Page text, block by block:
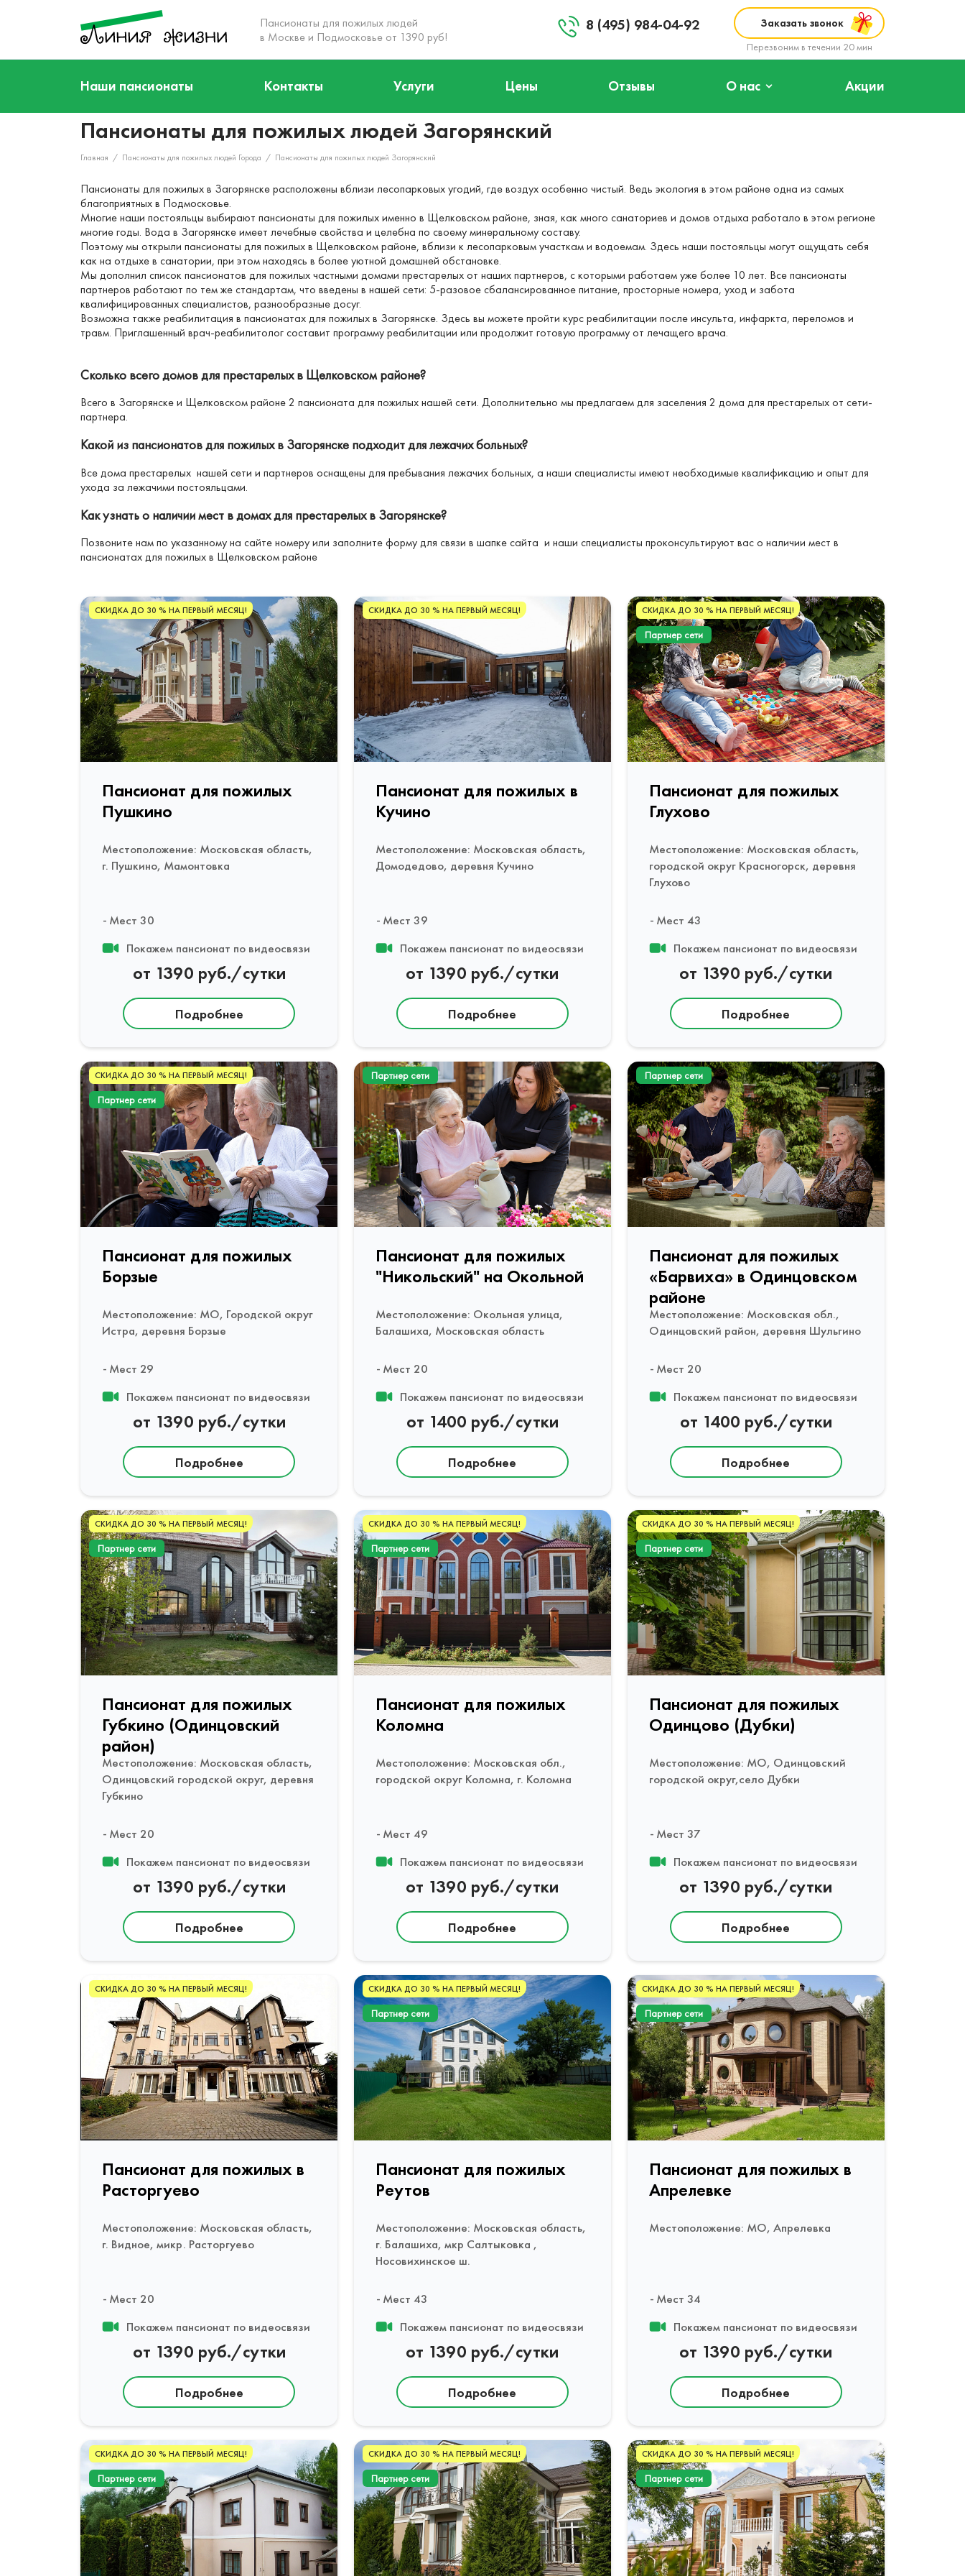
Пансионаты для пожилых людей
в Москве и Подмосковье от 1390 руб!
8 (495) 984-04-92 Заказать звонок
Перезвоним в течении 20 мин
Наши пансионаты Контакты Услуги Цены Отзывы О нас Акции
Наша команда
Акции
Наши пансионаты
+8 (495) 984-04-92 Заказать звонок
Запланировать визит
Пансионаты для пожилых людей Загорянский
Главная / Пансионаты для пожилых людей Города / Пансионаты для пожилых людей Загорянский
Пансионаты для пожилых в Загорянске расположены вблизи лесопарковых угодий, где воздух особенно чистый. Ведь экология в этом районе одна из самых
благоприятных в Подмосковье.
Многие наши постояльцы выбирают пансионаты для пожилых именно в Щелковском районе, зная, как много санаториев и домов отдыха работало в этом регионе
многие годы. Вода в Загорянске имеет лечебные свойства и целебна по своему минеральному составу.
Поэтому мы открыли пансионаты для пожилых в Щелковском районе, вблизи к лесопарковым участкам и водоемам. Здесь наши постояльцы могут ощущать себя
как на отдыхе в санатории, при этом находясь в более уютной домашней обстановке.
Мы дополнил список пансионатов для пожилых частными домами престарелых от наших партнеров, с которыми работаем уже более 10 лет. Все пансионаты
партнеров работают по тем же стандартам, что введены в нашей сети: 5-разовое сбалансированное питание, просторные номера, уход и забота
квалифицированных специалистов, разнообразные досуг.
Возможна также реабилитация в пансионатах для пожилых в Загорянске. Здесь вы можете пройти курс реабилитации после инсульта, инфаркта, переломов и
травм. Приглашенный врач-реабилитолог составит программу реабилитации или продолжит готовую программу от лечащего врача.
Сколько всего домов для престарелых в Щелковском районе?
Всего в Загорянске и Щелковском районе 2 пансионата для пожилых нашей сети. Дополнительно мы предлагаем для заселения 2 дома для престарелых от сети-
партнера.
Какой из пансионатов для пожилых в Загорянске подходит для лежачих больных?
Все дома престарелых нашей сети и партнеров оснащены для пребывания лежачих больных, а наши специалисты имеют необходимые квалификацию и опыт для
ухода за лежачими постояльцами.
Как узнать о наличии мест в домах для престарелых в Загорянске?
Позвоните нам по указанному на сайте номеру или заполните форму для связи в шапке сайта и наши специалисты проконсультируют вас о наличии мест в
пансионатах для пожилых в Щелковском районе
СКИДКА ДО 30 % НА ПЕРВЫЙ МЕСЯЦ!
Пансионат для пожилых
Пушкино
Местоположение: Московская область,
г. Пушкино, Мамонтовка
Мест 30
Покажем пансионат по видеосвязи
от 1390 руб./сутки
Подробнее
СКИДКА ДО 30 % НА ПЕРВЫЙ МЕСЯЦ!
Пансионат для пожилых в
Кучино
Местоположение: Московская область,
Домодедово, деревня Кучино
Мест 39
Покажем пансионат по видеосвязи
от 1390 руб./сутки
Подробнее
СКИДКА ДО 30 % НА ПЕРВЫЙ МЕСЯЦ!
Партнер сети
Пансионат для пожилых
Глухово
Местоположение: Московская область,
городской округ Красногорск, деревня
Глухово
Мест 43
Покажем пансионат по видеосвязи
от 1390 руб./сутки
Подробнее
СКИДКА ДО 30 % НА ПЕРВЫЙ МЕСЯЦ!
Партнер сети
Пансионат для пожилых
Борзые
Местоположение: МО, Городской округ
Истра, деревня Борзые
Мест 29
Покажем пансионат по видеосвязи
от 1390 руб./сутки
Подробнее
Партнер сети
Пансионат для пожилых
"Никольский" на Окольной
Местоположение: Окольная улица,
Балашиха, Московская область
Мест 20
Покажем пансионат по видеосвязи
от 1400 руб./сутки
Подробнее
Партнер сети
Пансионат для пожилых
«Барвиха» в Одинцовском
районе
Местоположение: Московская обл.,
Одинцовский район, деревня Шульгино
Мест 20
Покажем пансионат по видеосвязи
от 1400 руб./сутки
Подробнее
СКИДКА ДО 30 % НА ПЕРВЫЙ МЕСЯЦ!
Партнер сети
Пансионат для пожилых
Губкино (Одинцовский
район)
Местоположение: Московская область,
Одинцовский городской округ, деревня
Губкино
Мест 20
Покажем пансионат по видеосвязи
от 1390 руб./сутки
Подробнее
СКИДКА ДО 30 % НА ПЕРВЫЙ МЕСЯЦ!
Партнер сети
Пансионат для пожилых
Коломна
Местоположение: Московская обл.,
городской округ Коломна, г. Коломна
Мест 49
Покажем пансионат по видеосвязи
от 1390 руб./сутки
Подробнее
СКИДКА ДО 30 % НА ПЕРВЫЙ МЕСЯЦ!
Партнер сети
Пансионат для пожилых
Одинцово (Дубки)
Местоположение: МО, Одинцовский
городской округ,село Дубки
Мест 37
Покажем пансионат по видеосвязи
от 1390 руб./сутки
Подробнее
СКИДКА ДО 30 % НА ПЕРВЫЙ МЕСЯЦ!
Пансионат для пожилых в
Расторгуево
Местоположение: Московская область,
г. Видное, микр. Расторгуево
Мест 20
Покажем пансионат по видеосвязи
от 1390 руб./сутки
Подробнее
СКИДКА ДО 30 % НА ПЕРВЫЙ МЕСЯЦ!
Партнер сети
Пансионат для пожилых
Реутов
Местоположение: Московская область,
г. Балашиха, мкр Салтыковка ,
Носовихинское ш.
Мест 43
Покажем пансионат по видеосвязи
от 1390 руб./сутки
Подробнее
СКИДКА ДО 30 % НА ПЕРВЫЙ МЕСЯЦ!
Партнер сети
Пансионат для пожилых в
Апрелевке
Местоположение: МО, Апрелевка
Мест 34
Покажем пансионат по видеосвязи
от 1390 руб./сутки
Подробнее
СКИДКА ДО 30 % НА ПЕРВЫЙ МЕСЯЦ!
Партнер сети
СКИДКА ДО 30 % НА ПЕРВЫЙ МЕСЯЦ!
Партнер сети
СКИДКА ДО 30 % НА ПЕРВЫЙ МЕСЯЦ!
Партнер сети